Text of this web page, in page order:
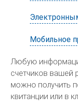
Мобильное
Любую
счетчиков вашей
можно получить
квитанции или в